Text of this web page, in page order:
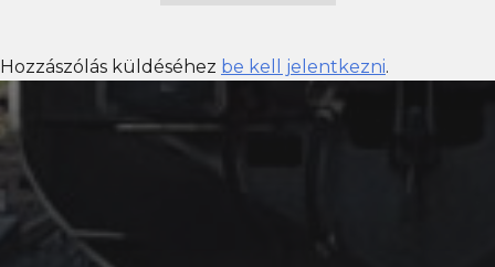
Hozzászólás küldéséhez be kell jelentkezni.